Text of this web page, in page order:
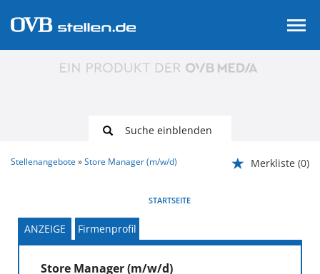
Suche einblenden
Stellenangebote Store Manager (m/w/d) Merkliste (0)
STARTSEITE
ANZEIGE Firmenprofil
Store Manager (m/w/d)